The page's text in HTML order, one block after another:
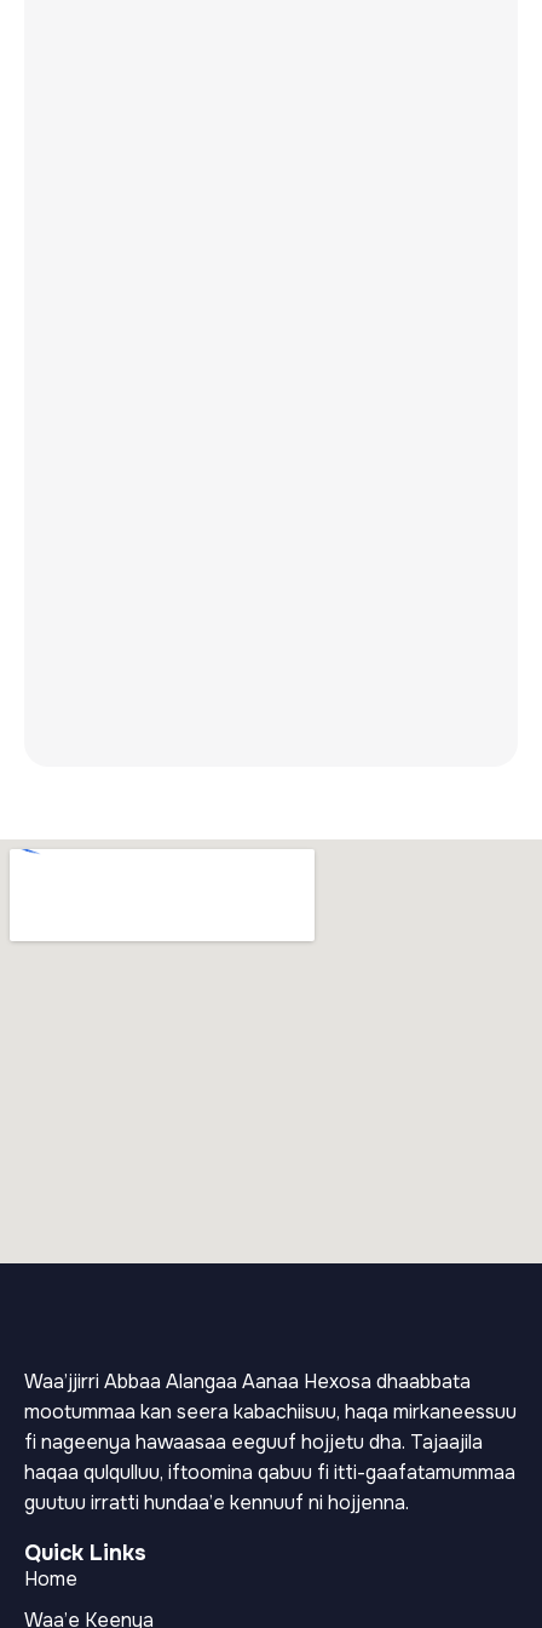
Waa’jjirri Abbaa Alangaa Aanaa Hexosa dhaabbata
mootummaa kan seera kabachiisuu, haqa mirkaneessuu
fi nageenya hawaasaa eeguuf hojjetu dha. Tajaajila
haqaa qulqulluu, iftoomina qabuu fi itti-gaafatamummaa
guutuu irratti hundaa’e kennuuf ni hojjenna.
Quick Links
Home
Waa’e Keenya